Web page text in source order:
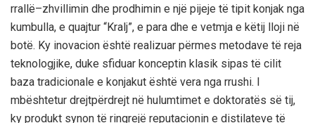
rrallë–zhvillimin dhe prodhimin e një pijeje të tipit konjak nga
kumbulla, e quajtur “Kralj”, e para dhe e vetmja e këtij lloji në
botë. Ky inovacion është realizuar përmes metodave të reja
teknologjike, duke sfiduar konceptin klasik sipas të cilit
baza tradicionale e konjakut është vera nga rrushi. I
mbështetur drejtpërdrejt në hulumtimet e doktoratës së tij,
ky produkt synon të ringrejë reputacionin e distilateve të